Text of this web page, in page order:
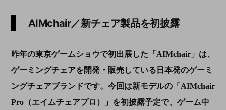
AIMchair／新チェア製品を初披露
昨年の東京ゲームショウで初出展した「AIMchair」は、
ゲーミングチェアを開発・販売している日本発のゲーミ
ングチェアブランドです。今回は新モデルの「AIMchair
Pro（エイムチェアプロ）」を初披露予定で、ゲーム中